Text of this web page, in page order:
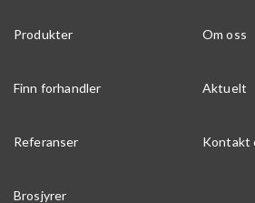
Produkter Om oss
Finn forhandler Aktuelt
Referanser Kontakt
Brosjyrer